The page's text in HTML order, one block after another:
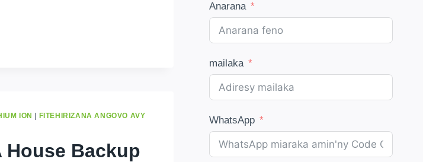
ION | FITEHIRIZANA ANGOVO AVY
House Backup
Anarana
mailaka
WhatsApp